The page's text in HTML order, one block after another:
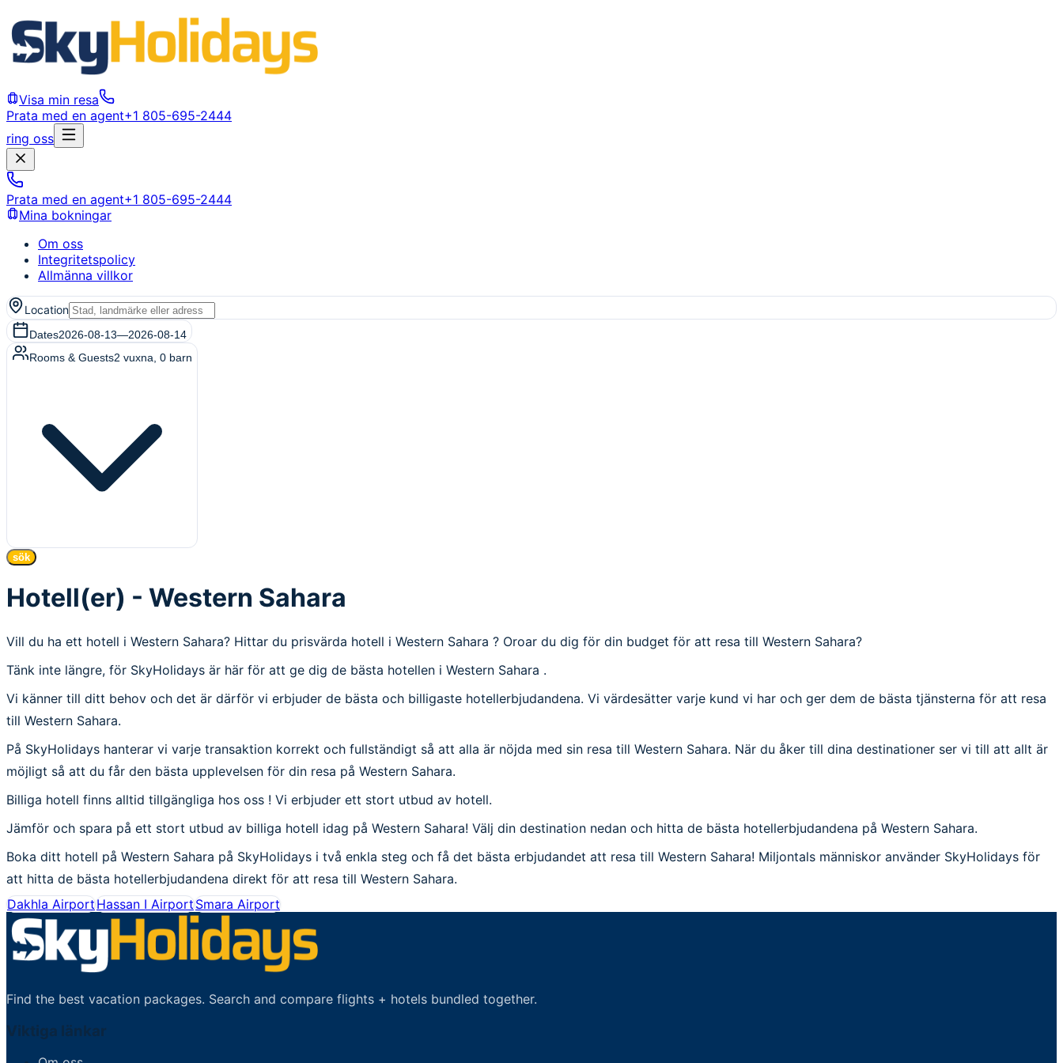
Visa min resa
Prata med en agent+1 805-695-2444
ring oss
Prata med en agent+1 805-695-2444
Mina bokningar
Om oss
Integritetspolicy
Allmänna villkor
Location
Dates2026-08-13—2026-08-14
Rooms & Guests2 vuxna 0 barn
sök
Hotell(er) - Western Sahara
Vill du ha ett hotell i Western Sahara? Hittar du prisvärda hotell i Western Sahara ? Oroar du dig för din budget för att resa till Western Sahara?
Tänk inte längre, för SkyHolidays är här för att ge dig de bästa hotellen i Western Sahara .
Vi känner till ditt behov och det är därför vi erbjuder de bästa och billigaste hotellerbjudandena. Vi värdesätter varje kund vi har och ger dem de bästa tjänsterna för att resa
till Western Sahara.
På SkyHolidays hanterar vi varje transaktion korrekt och fullständigt så att alla är nöjda med sin resa till Western Sahara. När du åker till dina destinationer ser vi till att allt är
möjligt så att du får den bästa upplevelsen för din resa på Western Sahara.
Billiga hotell finns alltid tillgängliga hos oss ! Vi erbjuder ett stort utbud av hotell.
Jämför och spara på ett stort utbud av billiga hotell idag på Western Sahara! Välj din destination nedan och hitta de bästa hotellerbjudandena på Western Sahara.
Boka ditt hotell på Western Sahara på SkyHolidays i två enkla steg och få det bästa erbjudandet att resa till Western Sahara! Miljontals människor använder SkyHolidays för
att hitta de bästa hotellerbjudandena direkt för att resa till Western Sahara.
Dakhla AirportHassan I AirportSmara Airport
Find the best vacation packages. Search and compare flights + hotels bundled together.
Viktiga länkar